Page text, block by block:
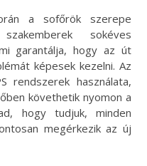
a sofőrök szerepe
sokéves
garantálja, hogy az út
képesek kezelni. Az
rendszerek használata,
követhetik nyomon a
hogy tudjuk, minden
megérkezik az új